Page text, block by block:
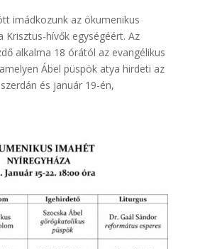
imádkozunk az ökumenikus
Krisztus-hívők egységéért. Az
alkalma 18 órától az evangélikus
Ábel püspök atya hirdeti az
és január 19-én,